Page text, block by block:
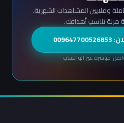
وملايين المشاهدات الشهرية.
مرنة تناسب أهدافك.
مباشرة عبر الواتساب